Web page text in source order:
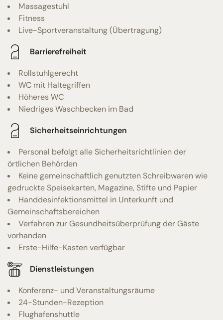
Massagestuhl
Fitness
Live-Sportveranstaltung (Übertragung)
Barrierefreiheit
Rollstuhlgerecht
WC mit Haltegriffen
Höheres WC
Niedriges Waschbecken im Bad
Sicherheitseinrichtungen
Personal befolgt alle Sicherheitsrichtlinien der
örtlichen Behörden
Keine gemeinschaftlich genutzten Schreibwaren wie
gedruckte Speisekarten, Magazine, Stifte und Papier
Handdesinfektionsmittel in Unterkunft und
Gemeinschaftsbereichen
Verfahren zur Gesundheitsüberprüfung der Gäste
vorhanden
Erste-Hilfe-Kasten verfügbar
Dienstleistungen
Konferenz- und Veranstaltungsräume
24-Stunden-Rezeption
Flughafenshuttle